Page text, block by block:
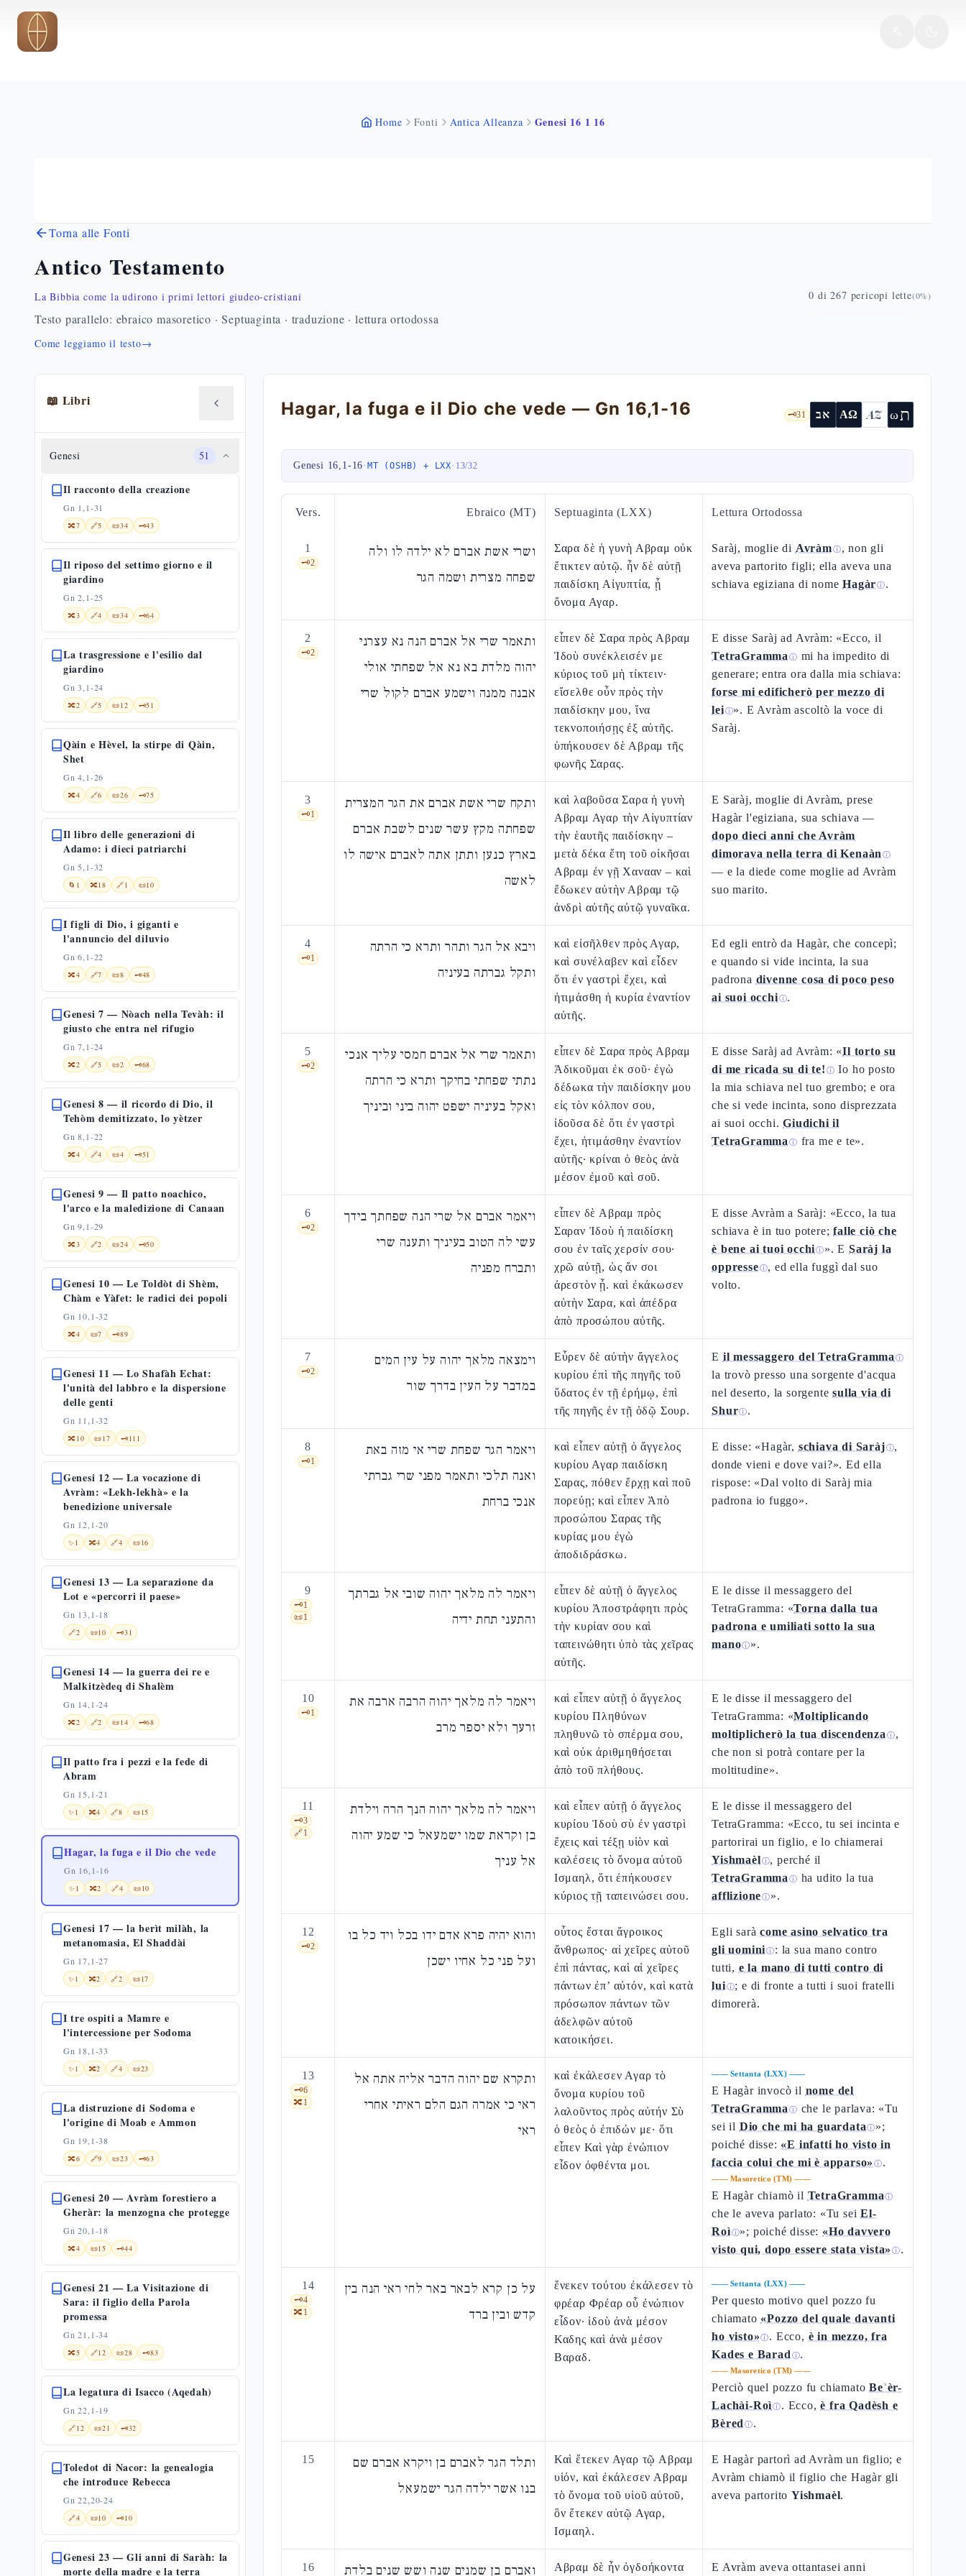
Vai al contenuto principale
Home Fonti Antica Alleanza Genesi 16 1 16
Torna alle Fonti
Antico Testamento
La Bibbia come la udirono i primi lettori giudeo-cristiani
Testo parallelo: ebraico masoretico · Septuaginta · traduzione · lettura ortodossa
Come leggiamo il testo→
0 di 267 pericopi lette(0%)
📖 Libri
Genesi 51
Il racconto della creazione
Gn 1,1-31
🔀7 🔗5 📜34 🗝️43
Il riposo del settimo giorno e il
giardino
Gn 2,1-25
🔀3 🔗4 📜34 🗝️64
La trasgressione e l'esilio dal
giardino
Gn 3,1-24
🔀2 🔗5 📜12 🗝️51
Qàin e Hèvel, la stirpe di Qàin,
Shet
Gn 4,1-26
🔀4 🔗6 📜26 🗝️75
Il libro delle generazioni di
Adamo: i dieci patriarchi
Gn 5,1-32
🌀 1 🔀18 🔗1 📜10
I figli di Dio, i giganti e
l'annuncio del diluvio
Gn 6,1-22
🔀4 🔗7 📜8 🗝️48
Genesi 7 — Nòach nella Tevàh: il
giusto che entra nel rifugio
Gn 7,1-24
🔀2 🔗5 📜2 🗝️68
Genesi 8 — il ricordo di Dio, il
Tehòm demitizzato, lo yètzer
Gn 8,1-22
🔀4 🔗4 📜4 🗝️51
Genesi 9 — Il patto noachico,
l'arco e la maledizione di Canaan
Gn 9,1-29
🔀3 🔗2 📜24 🗝️50
Genesi 10 — Le Toldòt di Shèm,
Chàm e Yàfet: le radici dei popoli
Gn 10,1-32
🔀4 📜7 🗝️89
Genesi 11 — Lo Shafàh Echat:
l'unità del labbro e la dispersione
delle genti
Gn 11,1-32
🔀10 📜17 🗝️111
Genesi 12 — La vocazione di
Avràm: «Lekh-lekhà» e la
benedizione universale
Gn 12,1-20
✨1 🔀4 🔗4 📜16
Genesi 13 — La separazione da
Lot e «percorri il paese»
Gn 13,1-18
🔗2 📜10 🗝️31
Genesi 14 — la guerra dei re e
Malkitzèdeq di Shalèm
Gn 14,1-24
🔀2 🔗2 📜14 🗝️68
Il patto fra i pezzi e la fede di
Abram
Gn 15,1-21
✨1 🔀4 🔗8 📜15
Hagar, la fuga e il Dio che vede
Gn 16,1-16
✨1 🔀2 🔗4 📜10
Genesi 17 — la berìt milàh, la
metanomasia, El Shaddài
Gn 17,1-27
✨1 🔀2 🔗2 📜17
I tre ospiti a Mamre e
l'intercessione per Sodoma
Gn 18,1-33
✨1 🔀2 🔗4 📜23
La distruzione di Sodoma e
l'origine di Moab e Ammon
Gn 19,1-38
🔀6 🔗9 📜23 🗝️63
Genesi 20 — Avràm forestiero a
Gheràr: la menzogna che protegge
Gn 20,1-18
🔀4 📜15 🗝️44
Genesi 21 — La Visitazione di
Sara: il figlio della Parola
promessa
Gn 21,1-34
🔀5 🔗12 📜28 🗝️83
La legatura di Isacco (Aqedah)
Gn 22,1-19
🔗12 📜21 🗝️32
Toledot di Nacor: la genealogia
che introduce Rebecca
Gn 22,20-24
🔗4 📜10 🗝️10
Genesi 23 — Gli anni di Saràh: la
morte della madre e la terra
Hagar, la fuga e il Dio che vede — Gn 16,1-16 🗝️31 אב ΑΩ AZ ωת
Genesi 16,1-16·MT (OSHB) + LXX· 13/32
Vers. Ebraico (MT) Septuaginta (LXX) Lettura Ortodossa
1
🗝️2
ושרי אשת אברם לא ילדה לו ולה
שפחה מצרית ושמה הגר
Σαρα δὲ ἡ γυνὴ Αβραμ οὐκ
ἔτικτεν αὐτῷ. ἦν δὲ αὐτῇ
παιδίσκη Αἰγυπτία, ᾗ
ὄνομα Αγαρ.
Saràj, moglie di Avràmⓘ, non gli
aveva partorito figli; ella aveva una
schiava egiziana di nomeHagàrⓘ.
2
🗝️2
ותאמר שרי אל אברם הנה נא עצרני
יהוה מלדת בא נא אל שפחתי אולי
אבנה ממנה וישמע אברם לקול שרי
εἶπεν δὲ Σαρα πρὸς Αβραμ
Ἰδοὺ συνέκλεισέν με
κύριος τοῦ μὴ τίκτειν·
εἴσελθε οὖν πρὸς τὴν
παιδίσκην μου, ἵνα
τεκνοποιήσῃς ἐξ αὐτῆς.
ὑπήκουσεν δὲ Αβραμ τῆς
φωνῆς Σαρας.
E disse Saràj ad Avràm: «Ecco, il
TetraGramma ⓘ mi ha impedito di
generare; entra ora dalla mia schiava:
forse mi edificherò per mezzo di
leiⓘ». E Avràm ascoltò la voce di
Saràj.
3
🗝️1
ותקח שרי אשת אברם את הגר המצרית
שפחתה מקץ עשר שנים לשבת אברם
בארץ כנען ותתן אתה לאברם אישה לו
לאשה
καὶ λαβοῦσα Σαρα ἡ γυνὴ
Αβραμ Αγαρ τὴν Αἰγυπτίαν
τὴν ἑαυτῆς παιδίσκην –
μετὰ δέκα ἔτη τοῦ οἰκῆσαι
Αβραμ ἐν γῇ Χανααν – καὶ
ἔδωκεν αὐτὴν Αβραμ τῷ
ἀνδρὶ αὐτῆς αὐτῷ γυναῖκα.
E Saràj, moglie di Avràm, prese
Hagàr l'egiziana, sua schiava —
dopo dieci anni che Avràm
dimorava nella terra di Kenaàn ⓘ
— e la diede come moglie ad Avràm
suo marito.
4
🗝️1
ויבא אל הגר ותהר ותרא כי הרתה
ותקל גברתה בעיניה
καὶ εἰσῆλθεν πρὸς Αγαρ,
καὶ συνέλαβεν καὶ εἶδεν
ὅτι ἐν γαστρὶ ἔχει, καὶ
ἠτιμάσθη ἡ κυρία ἐναντίον
αὐτῆς.
Ed egli entrò da Hagàr, che concepì;
e quando si vide incinta, la sua
padrona divenne cosa di poco peso
ai suoi occhiⓘ.
5
🗝️2
ותאמר שרי אל אברם חמסי עליך אנכי
נתתי שפחתי בחיקך ותרא כי הרתה
ואקל בעיניה ישפט יהוה ביני וביניך
εἶπεν δὲ Σαρα πρὸς Αβραμ
Ἀδικοῦμαι ἐκ σοῦ· ἐγὼ
δέδωκα τὴν παιδίσκην μου
εἰς τὸν κόλπον σου,
ἰδοῦσα δὲ ὅτι ἐν γαστρὶ
ἔχει, ἠτιμάσθην ἐναντίον
αὐτῆς· κρίναι ὁ θεὸς ἀνὰ
μέσον ἐμοῦ καὶ σοῦ.
E disse Saràj ad Avràm: «Il torto su
di me ricada su di te! ⓘ Io ho posto
la mia schiava nel tuo grembo; e ora
che si vede incinta, sono disprezzata
ai suoi occhi.Giudichi il
TetraGramma ⓘ fra me e te».
6
🗝️2
ויאמר אברם אל שרי הנה שפחתך בידך
עשי לה הטוב בעיניך ותענה שרי
ותברח מפניה
εἶπεν δὲ Αβραμ πρὸς
Σαραν Ἰδοὺ ἡ παιδίσκη
σου ἐν ταῖς χερσίν σου·
χρῶ αὐτῇ, ὡς ἄν σοι
ἀρεστὸν ᾖ. καὶ ἐκάκωσεν
αὐτὴν Σαρα, καὶ ἀπέδρα
ἀπὸ προσώπου αὐτῆς.
E disse Avràm a Saràj: «Ecco, la tua
schiava è in tuo potere;falle ciò che
è bene ai tuoi occhiⓘ». ESaràj la
oppresseⓘ, ed ella fuggì dal suo
volto.
7
🗝️2
וימצאה מלאך יהוה על עין המים
במדבר על העין בדרך שור
Εὗρεν δὲ αὐτὴν ἄγγελος
κυρίου ἐπὶ τῆς πηγῆς τοῦ
ὕδατος ἐν τῇ ἐρήμῳ, ἐπὶ
τῆς πηγῆς ἐν τῇ ὁδῷ Σουρ.
E il messaggero del TetraGramma ⓘ
la trovò presso una sorgente d'acqua
nel deserto, la sorgentesulla via di
Shurⓘ.
8
🗝️1
ויאמר הגר שפחת שרי אי מזה באת
ואנה תלכי ותאמר מפני שרי גברתי
אנכי ברחת
καὶ εἶπεν αὐτῇ ὁ ἄγγελος
κυρίου Αγαρ παιδίσκη
Σαρας, πόθεν ἔρχῃ καὶ ποῦ
πορεύῃ; καὶ εἶπεν Ἀπὸ
προσώπου Σαρας τῆς
κυρίας μου ἐγὼ
ἀποδιδράσκω.
E disse: «Hagàr, schiava di Saràjⓘ,
donde vieni e dove vai?». Ed ella
rispose: «Dal volto di Saràj mia
padrona io fuggo».
9
🗝️1
📜1
ויאמר לה מלאך יהוה שובי אל גברתך
והתעני תחת ידיה
εἶπεν δὲ αὐτῇ ὁ ἄγγελος
κυρίου Ἀποστράφητι πρὸς
τὴν κυρίαν σου καὶ
ταπεινώθητι ὑπὸ τὰς χεῖρας
αὐτῆς.
E le disse il messaggero del
TetraGramma: «Torna dalla tua
padrona e umiliati sotto la sua
manoⓘ».
10
🗝️1
ויאמר לה מלאך יהוה הרבה ארבה את
זרעך ולא יספר מרב
καὶ εἶπεν αὐτῇ ὁ ἄγγελος
κυρίου Πληθύνων
πληθυνῶ τὸ σπέρμα σου,
καὶ οὐκ ἀριθμηθήσεται
ἀπὸ τοῦ πλήθους.
E le disse il messaggero del
TetraGramma: «Moltiplicando
moltiplicherò la tua discendenza ⓘ,
che non si potrà contare per la
moltitudine».
11
🗝️3
🔗1
ויאמר לה מלאך יהוה הנך הרה וילדת
בן וקראת שמו ישמעאל כי שמע יהוה
אל עניך
καὶ εἶπεν αὐτῇ ὁ ἄγγελος
κυρίου Ἰδοὺ σὺ ἐν γαστρὶ
ἔχεις καὶ τέξῃ υἱὸν καὶ
καλέσεις τὸ ὄνομα αὐτοῦ
Ισμαηλ, ὅτι ἐπήκουσεν
κύριος τῇ ταπεινώσει σου.
E le disse il messaggero del
TetraGramma: «Ecco, tu sei incinta e
partorirai un figlio, e lo chiamerai
Yishmaèlⓘ, perché il
TetraGramma ⓘ ha udito la tua
afflizioneⓘ».
12
🗝️2
והוא יהיה פרא אדם ידו בכל ויד כל בו
ועל פני כל אחיו ישכן
οὗτος ἔσται ἄγροικος
ἄνθρωπος· αἱ χεῖρες αὐτοῦ
ἐπὶ πάντας, καὶ αἱ χεῖρες
πάντων ἐπ’ αὐτόν, καὶ κατὰ
πρόσωπον πάντων τῶν
ἀδελφῶν αὐτοῦ
κατοικήσει.
Egli saràcome asino selvatico tra
gli uominiⓘ: la sua mano contro
tutti, e la mano di tutti contro di
luiⓘ; e di fronte a tutti i suoi fratelli
dimorerà.
13
🗝️6
🔀1
ותקרא שם יהוה הדבר אליה אתה אל
ראי כי אמרה הגם הלם ראיתי אחרי
ראי
καὶ ἐκάλεσεν Αγαρ τὸ
ὄνομα κυρίου τοῦ
λαλοῦντος πρὸς αὐτήν Σὺ
ὁ θεὸς ὁ ἐπιδών με· ὅτι
εἶπεν Καὶ γὰρ ἐνώπιον
εἶδον ὀφθέντα μοι.
——Settanta (LXX)——
E Hagàr invocò il nome del
TetraGramma ⓘ che le parlava: «Tu
sei il Dio che mi ha guardata ⓘ»;
poiché disse: «E infatti ho visto in
faccia colui che mi è apparso» ⓘ.
——Masoretico (TM) ——
E Hagàr chiamò il TetraGramma ⓘ
che le aveva parlato: «Tu seiEl-
Roìⓘ»; poiché disse: «Ho davvero
visto qui, dopo essere stata vista» ⓘ.
14
🗝️4
🔀1
על כן קרא לבאר באר לחי ראי הנה בין
קדש ובין ברד
ἕνεκεν τούτου ἐκάλεσεν τὸ
φρέαρ Φρέαρ οὗ ἐνώπιον
εἶδον· ἰδοὺ ἀνὰ μέσον
Καδης καὶ ἀνὰ μέσον
Βαραδ.
——Settanta (LXX)——
Per questo motivo quel pozzo fu
chiamato «Pozzo del quale davanti
ho visto» ⓘ. Ecco, è in mezzo, fra
Kades e Barad ⓘ.
——Masoretico (TM) ——
Perciò quel pozzo fu chiamatoBeʾèr-
Lachài-Roìⓘ. Ecco,è fra Qadèsh e
Bèred ⓘ.
15
ותלד הגר לאברם בן ויקרא אברם שם
בנו אשר ילדה הגר ישמעאל
Καὶ ἔτεκεν Αγαρ τῷ Αβραμ
υἱόν, καὶ ἐκάλεσεν Αβραμ
τὸ ὄνομα τοῦ υἱοῦ αὐτοῦ,
ὃν ἔτεκεν αὐτῷ Αγαρ,
Ισμαηλ.
E Hagàr partorì ad Avràm un figlio; e
Avràm chiamò il figlio che Hagàr gli
aveva partoritoYishmaèl.
16 ואברם בן שמנים שנה ושש שנים בלדת Αβραμ δὲ ἦν ὀγδοήκοντα E Avràm aveva ottantasei anni